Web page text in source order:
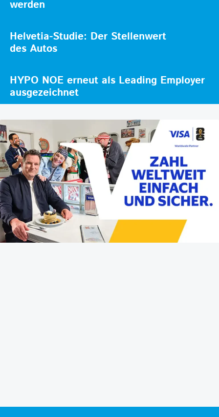
werden
Helvetia-Studie: Der Stellenwert
des Autos
HYPO NOE erneut als Leading Employer
ausgezeichnet